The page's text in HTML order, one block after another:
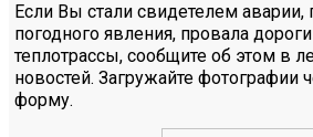
Если Вы стали свидетелем
погодного явления, провала
теплотрассы, сообщите об этом в
новостей. Загружайте фотографии
форму.